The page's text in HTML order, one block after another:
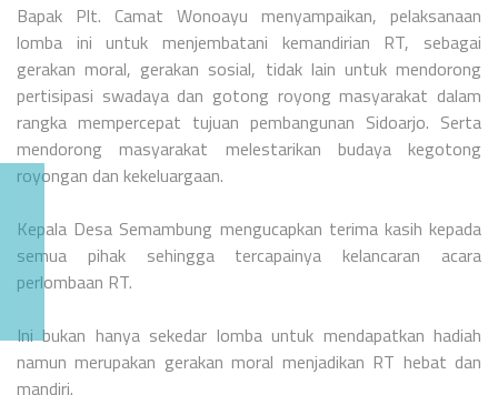
Bapak Plt. Camat Wonoayu menyampaikan, pelaksanaan
lomba ini untuk menjembatani kemandirian RT, sebagai
gerakan moral, gerakan sosial, tidak lain untuk mendorong
pertisipasi swadaya dan gotong royong masyarakat dalam
rangka mempercepat tujuan pembangunan Sidoarjo. Serta
mendorong masyarakat melestarikan budaya kegotong
royongan dan kekeluargaan.
Kepala Desa Semambung mengucapkan terima kasih kepada
semua pihak sehingga tercapainya kelancaran acara
perlombaan RT.
Ini bukan hanya sekedar lomba untuk mendapatkan hadiah
namun merupakan gerakan moral menjadikan RT hebat dan
mandiri.